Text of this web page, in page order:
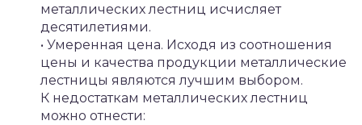
металлических лестниц исчисляет
десятилетиями.
• Умеренная цена. Исходя из соотношения
цены и качества продукции металлические
лестницы являются лучшим выбором.
К недостаткам металлических лестниц
можно отнести: